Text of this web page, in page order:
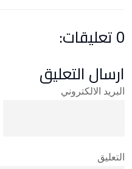
0 تعليقات:
ارسال التعليق
البريد الالكتروني
التعليق